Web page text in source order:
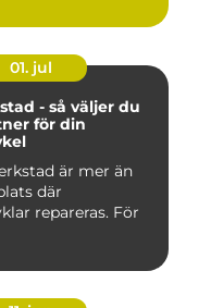
01. jul
- så väljer du
för din
är mer än
där
repareras. För